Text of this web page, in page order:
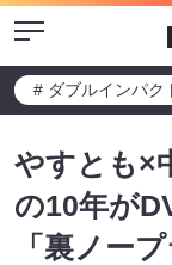
Menu
# ダブルインパク
やすとも×
の10年が
「裏ノー